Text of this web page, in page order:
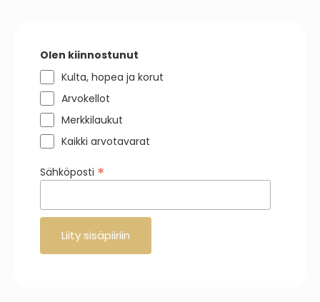
Olen kiinnostunut
Kulta, hopea ja korut
Arvokellot
Merkkilaukut
Kaikki arvotavarat
Sähköposti *